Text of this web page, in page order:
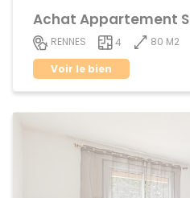
RENNES 4
80 M2
Voir le bien